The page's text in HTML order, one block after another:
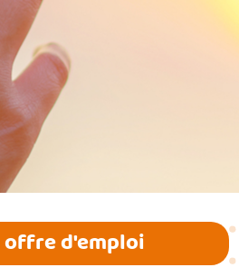
offre d'emploi